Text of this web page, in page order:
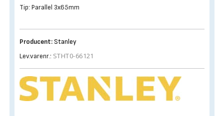
Tip: Parallel 3x65mm
Producent: Stanley
Lev.varenr.: STHT0-66121